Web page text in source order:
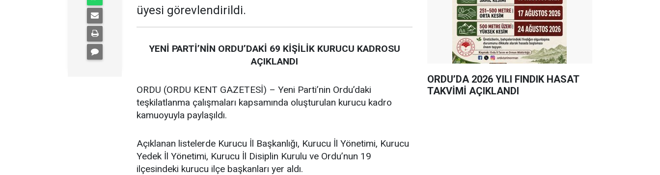
üyesi görevlendirildi.
YENİ PARTİ’NİN ORDU’DAKİ 69 KİŞİLİK KURUCU KADROSU
AÇIKLANDI
ORDU (ORDU KENT GAZETESİ) – Yeni Parti’nin Ordu’daki
teşkilatlanma çalışmaları kapsamında oluşturulan kurucu kadro
kamuoyuyla paylaşıldı.
Açıklanan listelerde Kurucu İl Başkanlığı, Kurucu İl Yönetimi, Kurucu
Yedek İl Yönetimi, Kurucu İl Disiplin Kurulu ve Ordu’nun 19
ilçesindeki kurucu ilçe başkanları yer aldı.
ORDU’DA 2026 YILI FINDIK HASAT
TAKVİMİ AÇIKLANDI